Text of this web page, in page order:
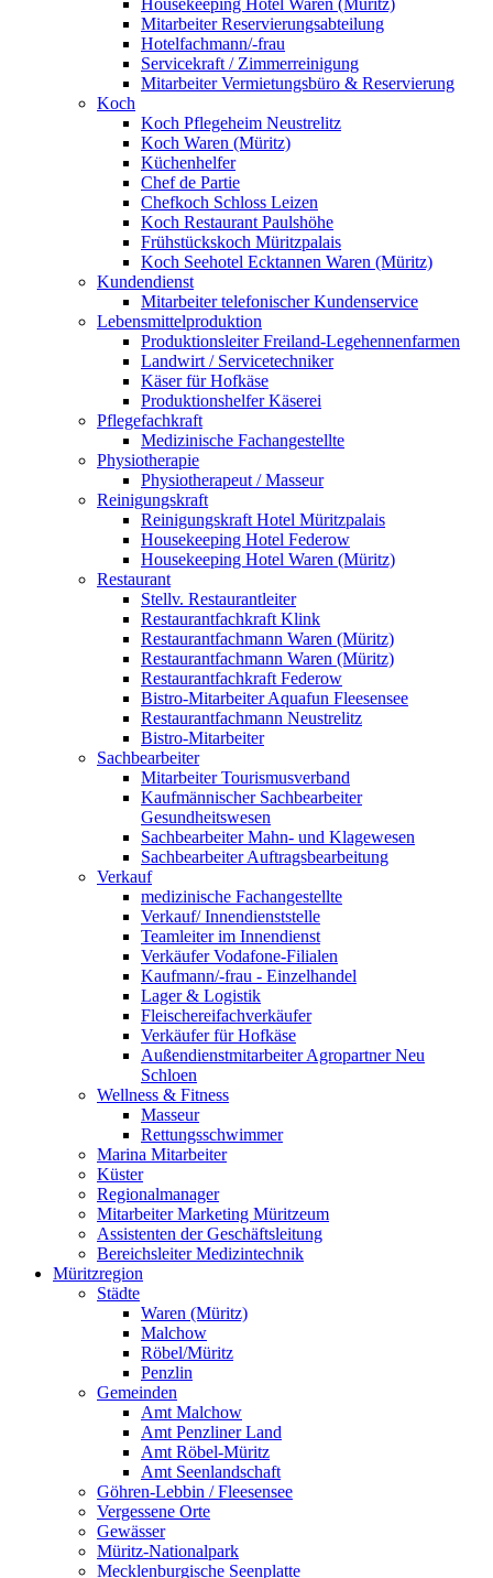
Mitarbeiter Reservierungsabteilung
Hotelfachmann/-frau
Servicekraft / Zimmerreinigung
Mitarbeiter Vermietungsbüro & Reservierung
Koch
Koch Pflegeheim Neustrelitz
Koch Waren (Müritz)
Küchenhelfer
Chef de Partie
Chefkoch Schloss Leizen
Koch Restaurant Paulshöhe
Frühstückskoch Müritzpalais
Koch Seehotel Ecktannen Waren (Müritz)
Kundendienst
Mitarbeiter telefonischer Kundenservice
Lebensmittelproduktion
Produktionsleiter Freiland-Legehennenfarmen
Landwirt / Servicetechniker
Käser für Hofkäse
Produktionshelfer Käserei
Pflegefachkraft
Medizinische Fachangestellte
Physiotherapie
Physiotherapeut / Masseur
Reinigungskraft
Reinigungskraft Hotel Müritzpalais
Housekeeping Hotel Federow
Housekeeping Hotel Waren (Müritz)
Restaurant
Stellv. Restaurantleiter
Restaurantfachkraft Klink
Restaurantfachmann Waren (Müritz)
Restaurantfachmann Waren (Müritz)
Restaurantfachkraft Federow
Bistro-Mitarbeiter Aquafun Fleesensee
Restaurantfachmann Neustrelitz
Bistro-Mitarbeiter
Sachbearbeiter
Mitarbeiter Tourismusverband
Kaufmännischer Sachbearbeiter
Gesundheitswesen
Sachbearbeiter Mahn- und Klagewesen
Sachbearbeiter Auftragsbearbeitung
Verkauf
medizinische Fachangestellte
Verkauf/ Innendienststelle
Teamleiter im Innendienst
Verkäufer Vodafone-Filialen
Kaufmann/-frau - Einzelhandel
Lager & Logistik
Fleischereifachverkäufer
Verkäufer für Hofkäse
Außendienstmitarbeiter Agropartner Neu
Schloen
Wellness & Fitness
Masseur
Rettungsschwimmer
Marina Mitarbeiter
Küster
Regionalmanager
Mitarbeiter Marketing Müritzeum
Assistenten der Geschäftsleitung
Bereichsleiter Medizintechnik
Müritzregion
Städte
Waren (Müritz)
Malchow
Röbel/Müritz
Penzlin
Gemeinden
Amt Malchow
Amt Penzliner Land
Amt Röbel-Müritz
Amt Seenlandschaft
Göhren-Lebbin / Fleesensee
Vergessene Orte
Gewässer
Müritz-Nationalpark
Mecklenburgische Seenplatte